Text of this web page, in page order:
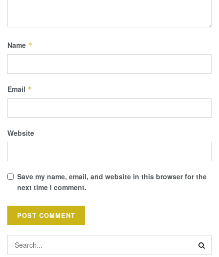
Name *
Email *
Website
Save my name, email, and website in this browser for the
next time I comment.